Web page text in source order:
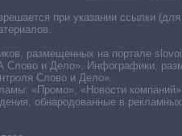
при указании ссылки
размещенных на портале
и Дело». Инфографики,
Слово и Дело».
«Промо», «Новости
обнародованные в